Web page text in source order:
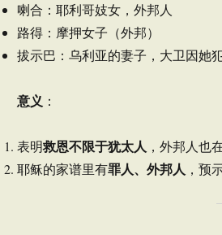
喇合：耶利哥妓女，外邦人
路得：摩押女子（外邦）
拔示巴：乌利亚的妻子，大卫因她
意义 ：
表明救恩不限于犹太人 ，外邦人也
耶稣的家谱里有罪人、外邦人 ，预